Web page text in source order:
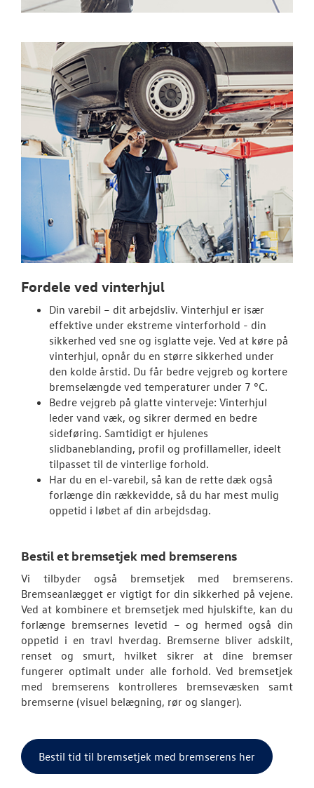
Fordele ved vinterhjul
Din varebil – dit arbejdsliv. Vinterhjul er især
effektive under ekstreme vinterforhold - din
sikkerhed ved sne og isglatte veje. Ved at køre på
vinterhjul, opnår du en større sikkerhed under
den kolde årstid. Du får bedre vejgreb og kortere
bremselængde ved temperaturer under 7 °C.
Bedre vejgreb på glatte vinterveje: Vinterhjul
leder vand væk, og sikrer dermed en bedre
sideføring. Samtidigt er hjulenes
slidbaneblanding, profil og profillameller, ideelt
tilpasset til de vinterlige forhold.
Har du en el-varebil, så kan de rette dæk også
forlænge din rækkevidde, så du har mest mulig
oppetid i løbet af din arbejdsdag.
Bestil et bremsetjek med bremserens
Vi tilbyder også bremsetjek med bremserens.
Bremseanlægget er vigtigt for din sikkerhed på vejene.
Ved at kombinere et bremsetjek med hjulskifte, kan du
forlænge bremsernes levetid – og hermed også din
oppetid i en travl hverdag. Bremserne bliver adskilt,
renset og smurt, hvilket sikrer at dine bremser
fungerer optimalt under alle forhold. Ved bremsetjek
med bremserens kontrolleres bremsevæsken samt
bremserne (visuel belægning, rør og slanger).
Bestil tid til bremsetjek med bremserens her